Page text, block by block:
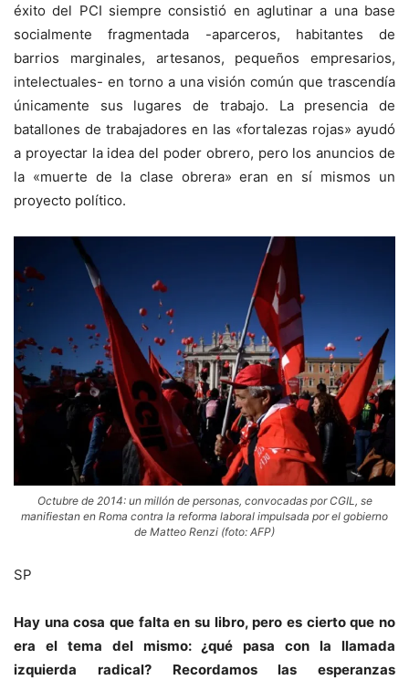
éxito del PCI siempre consistió en aglutinar a una base
socialmente fragmentada -aparceros, habitantes de
barrios marginales, artesanos, pequeños empresarios,
intelectuales- en torno a una visión común que trascendía
únicamente sus lugares de trabajo. La presencia de
batallones de trabajadores en las «fortalezas rojas» ayudó
a proyectar la idea del poder obrero, pero los anuncios de
la «muerte de la clase obrera» eran en sí mismos un
proyecto político.
Octubre de 2014: un millón de personas, convocadas por CGIL, se
manifiestan en Roma contra la reforma laboral impulsada por el gobierno
de Matteo Renzi (foto: AFP)
SP
Hay una cosa que falta en su libro, pero es cierto que no
era el tema del mismo: ¿qué pasa con la llamada
izquierda radical? Recordamos las esperanzas